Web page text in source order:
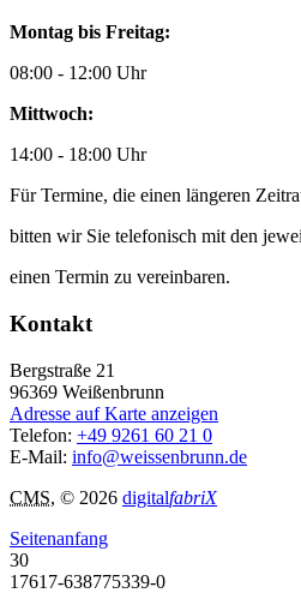
Montag bis Freitag:
08:00 - 12:00 Uhr
Mittwoch:
14:00 - 18:00 Uhr
Für Termine, die einen längeren
bitten wir Sie telefonisch mit den
einen Termin zu vereinbaren.
Kontakt
Bergstraße 21
96369 Weißenbrunn
Adresse auf Karte anzeigen
Telefon: +49 9261 60 21 0
E-Mail: info@weissenbrunn.de
CMS, © 2026 digitalfabriX
Seitenanfang
30
17617-638775339-0